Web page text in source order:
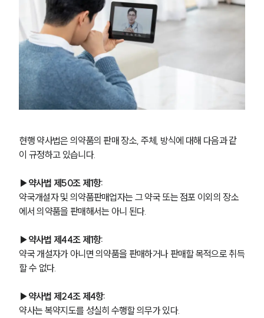
현행 약사법은 의약품의 판매 장소, 주체, 방식에 대해 다음과 같
이 규정하고 있습니다.
▶약사법 제50조 제1항:
약국개설자 및 의약품판매업자는 그 약국 또는 점포 이외의 장소
에서 의약품을 판매해서는 아니 된다.
▶약사법 제44조 제1항:
약국 개설자가 아니면 의약품을 판매하거나 판매할 목적으로 취득
할 수 없다.
▶약사법 제24조 제4항:
약사는 복약지도를 성실히 수행할 의무가 있다.